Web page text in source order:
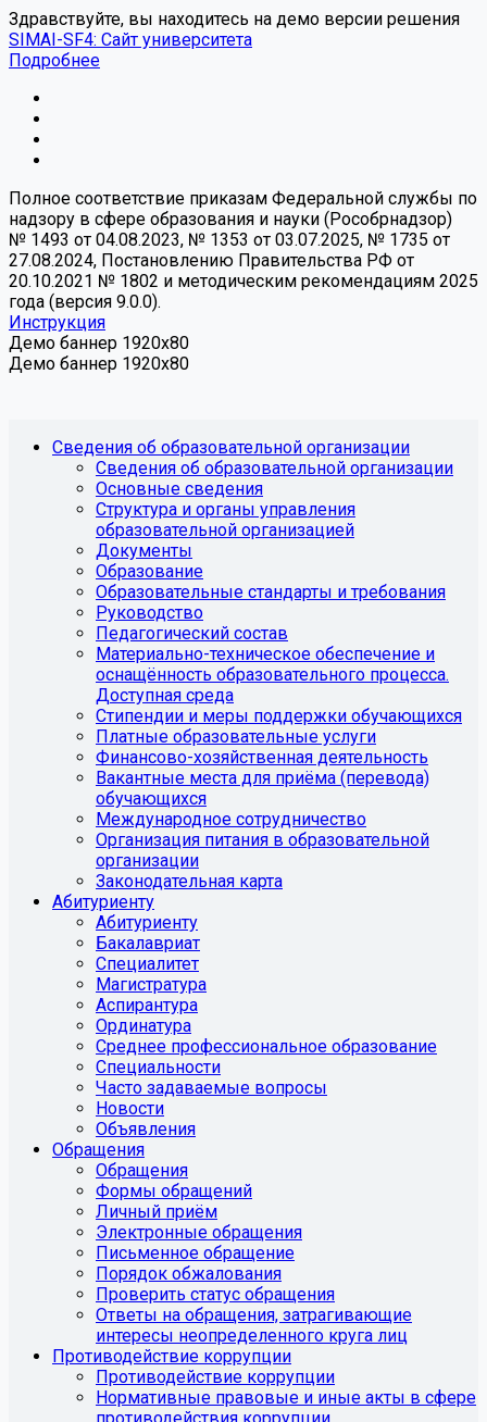
Здравствуйте, вы находитесь на демо версии решения
SIMAI-SF4: Сайт университета
Подробнее
Полное соответствие приказам Федеральной службы по
надзору в сфере образования и науки (Рособрнадзор)
№ 1493 от 04.08.2023, № 1353 от 03.07.2025, № 1735 от
27.08.2024, Постановлению Правительства РФ от
20.10.2021 № 1802 и методическим рекомендациям 2025
года (версия 9.0.0).
Инструкция
Демо баннер 1920x80
Демо баннер 1920x80
Сведения об образовательной организации
Сведения об образовательной организации
Основные сведения
Структура и органы управления
образовательной организацией
Документы
Образование
Образовательные стандарты и требования
Руководство
Педагогический состав
Материально-техническое обеспечение и
оснащённость образовательного процесса.
Доступная среда
Стипендии и меры поддержки обучающихся
Платные образовательные услуги
Финансово-хозяйственная деятельность
Вакантные места для приёма (перевода)
обучающихся
Международное сотрудничество
Организация питания в образовательной
организации
Законодательная карта
Абитуриенту
Абитуриенту
Бакалавриат
Специалитет
Магистратура
Аспирантура
Ординатура
Среднее профессиональное образование
Специальности
Часто задаваемые вопросы
Новости
Объявления
Обращения
Обращения
Формы обращений
Личный приём
Электронные обращения
Письменное обращение
Порядок обжалования
Проверить статус обращения
Ответы на обращения, затрагивающие
интересы неопределенного круга лиц
Противодействие коррупции
Противодействие коррупции
Нормативные правовые и иные акты в сфере